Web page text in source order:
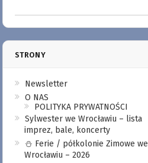
STRONY
Newsletter
O NAS
POLITYKA PRYWATNOŚCI
Sylwester we Wrocławiu – lista
imprez, bale, koncerty
⛄️ Ferie / półkolonie Zimowe we
Wrocławiu – 2026